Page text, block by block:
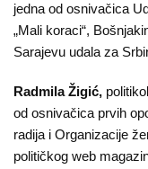
jedna od osnivačica
„Mali koraci“,
Sarajevu udala za
Radmila Žigić,
od osnivačica prvih
radija i Organizacije
političkog web